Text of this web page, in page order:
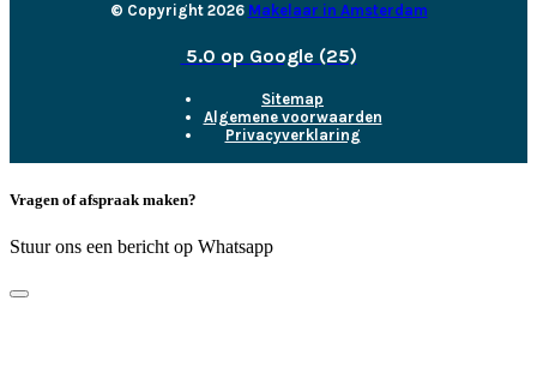
© Copyright 2026 Makelaar in Amsterdam
5.0 op Google (25)
Sitemap
Algemene voorwaarden
Privacyverklaring
Vragen of afspraak maken?
Stuur ons een bericht op Whatsapp